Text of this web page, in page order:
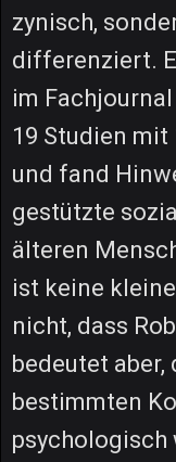
zynisch,
differenziert.
im
19 Studien mit
und fand
gestützte
älteren
ist keine
nicht, dass
bedeutet aber,
bestimmten
psychologisch